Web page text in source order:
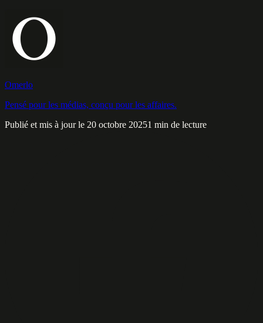
Omerlo
Pensé pour les médias, conçu pour les affaires.
Publié et mis à jour le 20 octobre 20251 min de lecture